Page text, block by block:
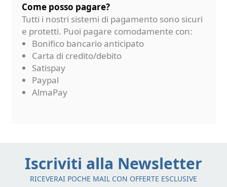
Come posso pagare?
Tutti i nostri sistemi di pagamento sono sicuri
e protetti. Puoi pagare comodamente con:
Bonifico bancario anticipato
Carta di credito/debito
Satispay
Paypal
AlmaPay
Iscriviti alla Newsletter
RICEVERAI POCHE MAIL CON OFFERTE ESCLUSIVE